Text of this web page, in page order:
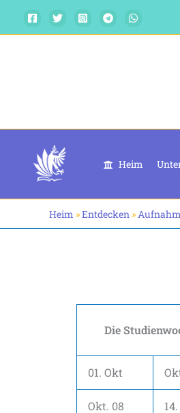
Inhalt
Heim
Heim »Entdecken »
Die
01. Okt
Okt. 08